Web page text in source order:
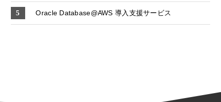
Oracle Database@AWS 導入支援サービス